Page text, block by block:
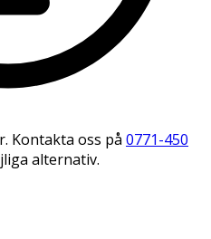
Kontakta oss på 0771-450
alternativ.